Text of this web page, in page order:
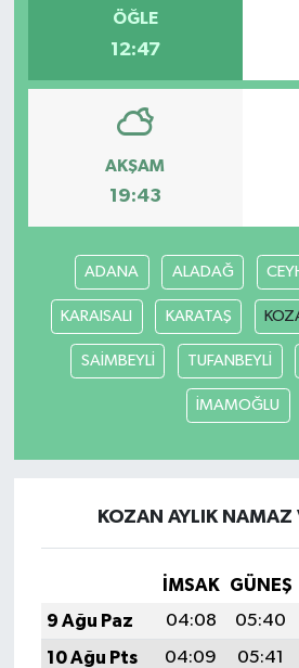
ÖĞLE
12:47
AKŞAM
19:43
ADANA ALADAĞ
KARAISALI KARATAŞ
SAİMBEYLİ TUFANBEYLİ
İMAMOĞLU
KOZAN AYLIK NAMAZ
İMSAK GÜNEŞ
9 Ağu Paz
04:08 05:40
10 Ağu Pts
04:09 05:41